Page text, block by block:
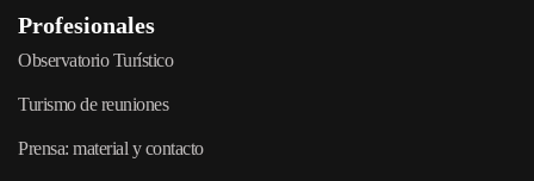
Profesionales
Observatorio Turístico
Turismo de reuniones
Prensa: material y contacto